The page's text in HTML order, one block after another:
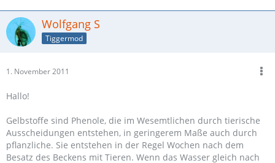
Wolfgang S
Tiggermod
1. November 2011
Hallo!
Gelbstoffe sind Phenole, die im Wesemtlichen durch tierische
Ausscheidungen entstehen, in geringerem Maße auch durch
pflanzliche. Sie entstehen in der Regel Wochen nach dem
Besatz des Beckens mit Tieren. Wenn das Wasser gleich nach